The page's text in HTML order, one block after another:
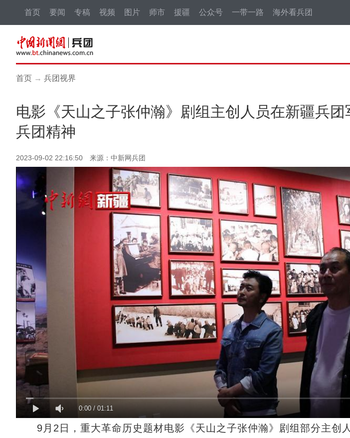
首页 要闻 专稿 视频 图片 师市 援疆 公众号 一带一路 海外看兵团
首页 → 兵团视界
电影《天山之子张仲瀚》剧组主创人员在新疆兵团
兵团精神
2023-09-02 22:16:50 来源：中新网兵团
0:00 / 01:11
9月2日，重大革命历史题材电影《天山之子张仲瀚》剧组部分主创